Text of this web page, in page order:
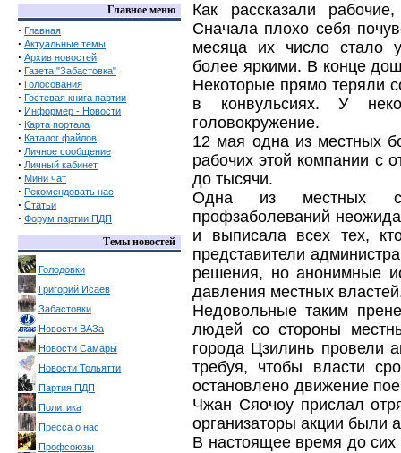
Главное меню
· Главная
· Актуальные темы
· Архив новостей
· Газета "Забастовка"
· Голосования
· Гостевая книга партии
· Информер - Новости
· Карта портала
· Каталог файлов
· Личное сообщение
· Личный кабинет
· Мини чат
· Рекомендовать нас
· Статьи
· Форум партии ПДП
Темы новостей
Голодовки
Григорий Исаев
Забастовки
Новости ВАЗа
Новости Самары
Новости Тольятти
Партия ПДП
Политика
Пресса о нас
Профсоюзы
Как рассказали
Сначала плохо себя
месяца их число стало
более яркими. В конце
Некоторые прямо теряли
в конвульсиях. У
головокружение.
12 мая одна из местных
рабочих этой компании с
до тысячи.
Одна из местных
профзаболеваний
и выписала всех тех,
представители
решения, но анонимные
давления местных
Недовольные таким
людей со стороны
города Цзилинь провели
требуя, чтобы власти
остановлено движение
Чжан Сяочоу прислал
организаторы акции были
В настоящее время до